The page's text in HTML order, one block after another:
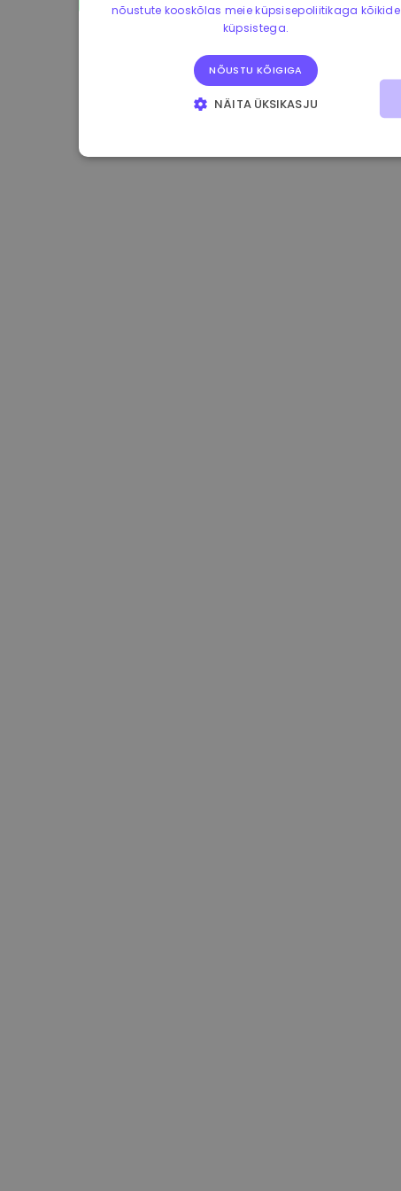
+2.60%
nõustute kooskõlas meie küpsisepoliitikaga kõikide
küpsistega.
NÕUSTU KÕIGIGA
NÄITA ÜKSIKASJU